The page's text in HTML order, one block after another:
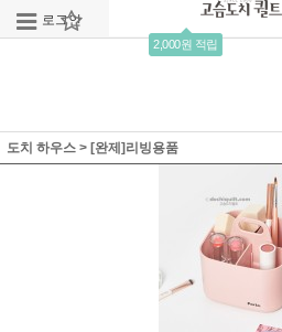
로그인 회원가입
2,000원 적립
도치 하우스 > [완제]리빙용품